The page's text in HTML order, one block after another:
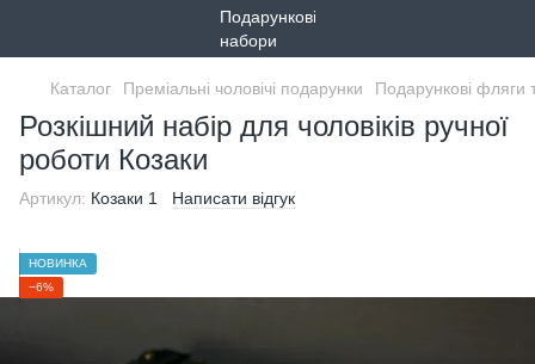
Каталог Преміальні чоловічі подарунки Подарункові фляги
Розкішний набір для чоловіків ручної
роботи Козаки
Артикул: Козаки 1 Написати відгук
НОВИНКА
−6%